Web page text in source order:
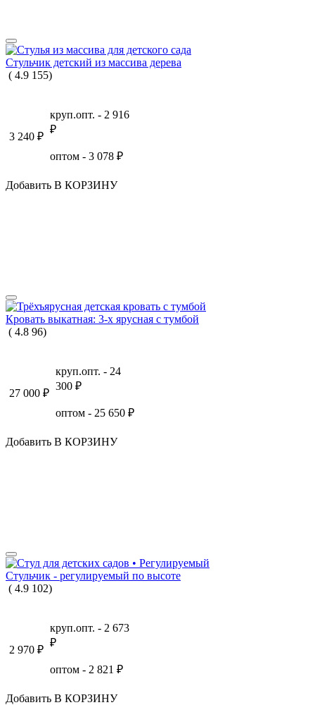
Стульчик детский из массива дерева
( 4.9 155)
3 240 ₽
круп.опт. - 2 916
₽
оптом - 3 078 ₽
Добавить В КОРЗИНУ
Кровать выкатная: 3-х ярусная с тумбой
( 4.8 96)
27 000 ₽
круп.опт. - 24
300 ₽
оптом - 25 650 ₽
Добавить В КОРЗИНУ
Стульчик - регулируемый по высоте
( 4.9 102)
2 970 ₽
круп.опт. - 2 673
₽
оптом - 2 821 ₽
Добавить В КОРЗИНУ